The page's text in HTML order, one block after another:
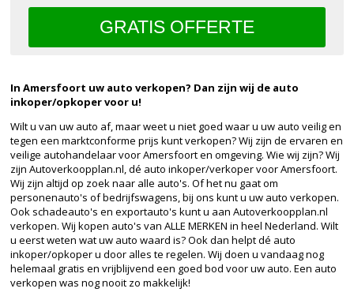
In Amersfoort uw auto verkopen? Dan zijn wij de auto
inkoper/opkoper voor u!
Wilt u van uw auto af, maar weet u niet goed waar u uw auto veilig en
tegen een marktconforme prijs kunt verkopen? Wij zijn de ervaren en
veilige autohandelaar voor Amersfoort en omgeving. Wie wij zijn? Wij
zijn Autoverkoopplan.nl, dé auto inkoper/verkoper voor Amersfoort.
Wij zijn altijd op zoek naar alle auto's. Of het nu gaat om
personenauto's of bedrijfswagens, bij ons kunt u uw auto verkopen.
Ook schadeauto's en exportauto's kunt u aan Autoverkoopplan.nl
verkopen. Wij kopen auto's van ALLE MERKEN in heel Nederland. Wilt
u eerst weten wat uw auto waard is? Ook dan helpt dé auto
inkoper/opkoper u door alles te regelen. Wij doen u vandaag nog
helemaal gratis en vrijblijvend een goed bod voor uw auto. Een auto
verkopen was nog nooit zo makkelijk!